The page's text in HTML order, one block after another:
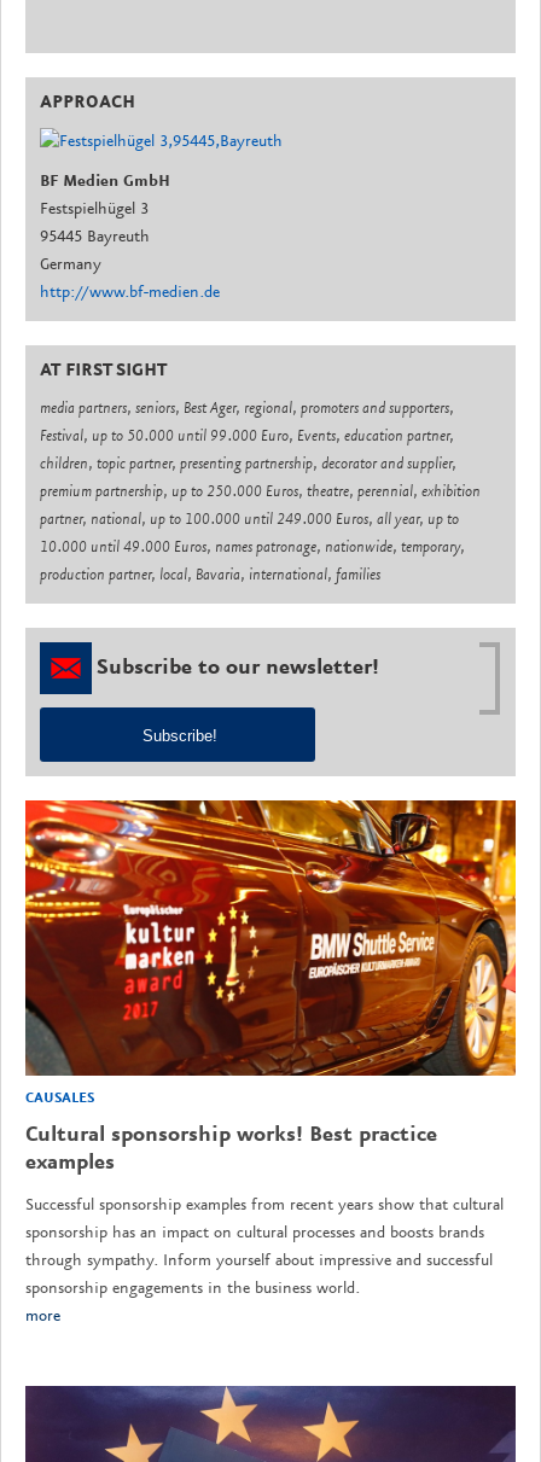
APPROACH
BF Medien GmbH
Festspielhügel 3
95445 Bayreuth
Germany
http://www.bf-medien.de
AT FIRST SIGHT
media partners, seniors, Best Ager, regional, promoters and supporters,
Festival, up to 50.000 until 99.000 Euro, Events, education partner,
children, topic partner, presenting partnership, decorator and supplier,
premium partnership, up to 250.000 Euros, theatre, perennial, exhibition
partner, national, up to 100.000 until 249.000 Euros, all year, up to
10.000 until 49.000 Euros, names patronage, nationwide, temporary,
production partner, local, Bavaria, international, families
Subscribe to our newsletter!
Subscribe!
CAUSALES
Cultural sponsorship works! Best practice
examples
Successful sponsorship examples from recent years show that cultural
sponsorship has an impact on cultural processes and boosts brands
through sympathy. Inform yourself about impressive and successful
sponsorship engagements in the business world.
more